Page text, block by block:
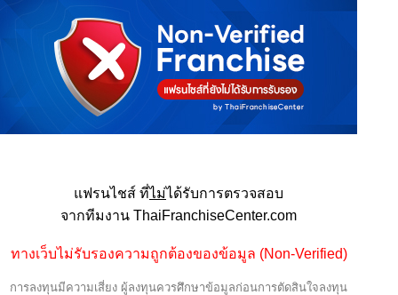
แฟรนไชส์ ที่ไม่ได้รับการตรวจสอบ
จากทีมงาน ThaiFranchiseCenter.com
ทางเว็บไม่รับรองความถูกต้องของข้อมูล (Non-Verified)
การลงทุนมีความเสี่ยง ผู้ลงทุนควรศึกษาข้อมูลก่อนการตัดสินใจลงทุน